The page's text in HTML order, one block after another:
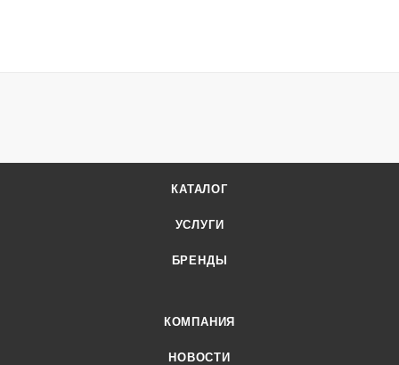
КАТАЛОГ
УСЛУГИ
БРЕНДЫ
КОМПАНИЯ
НОВОСТИ